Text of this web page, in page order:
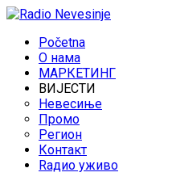
Početna
O нама
МАРКЕТИНГ
ВИЈЕСТИ
Невесиње
Промо
Регион
Контакт
Rадио уживо